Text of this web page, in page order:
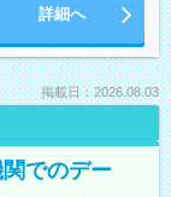
詳細へ
掲載日：2026.08.03
でのデー